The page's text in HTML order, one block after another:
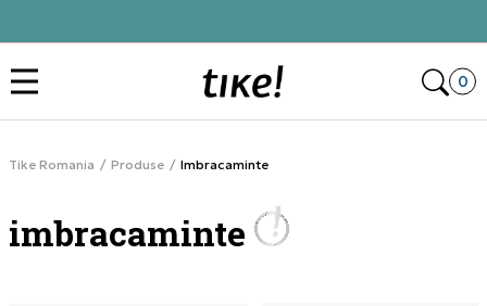
0
Tike Romania Produse Imbracaminte
imbracaminte